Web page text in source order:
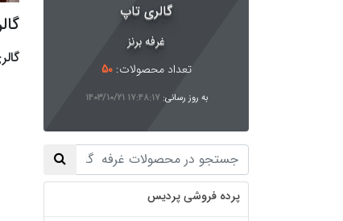
گالری تاپ
غرفه برنز
تعداد محصولات:50
به روز رسانی: ۱۴۰۳/۱۰/۲۱ ۱۷:۴۸:۱۷
پرده فروشی پردیس